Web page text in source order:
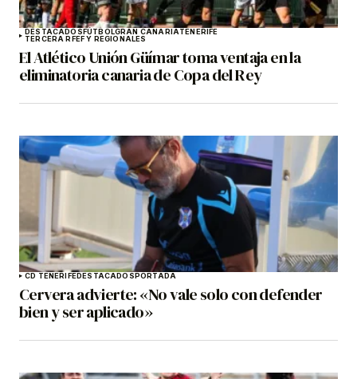
DESTACADOSFÚTBOLGRAN CANARIATENERIFE
TERCERA RFEF Y REGIONALES
El Atlético Unión Güímar toma ventaja en la
eliminatoria canaria de Copa del Rey
CD TENERIFEDESTACADOSPORTADA
Cervera advierte: «No vale solo con defender
bien y ser aplicado»